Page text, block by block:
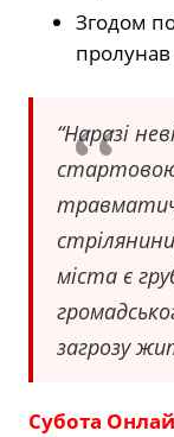
Згодом
пролунав
“Наразі
міста є
загрозу
Субота